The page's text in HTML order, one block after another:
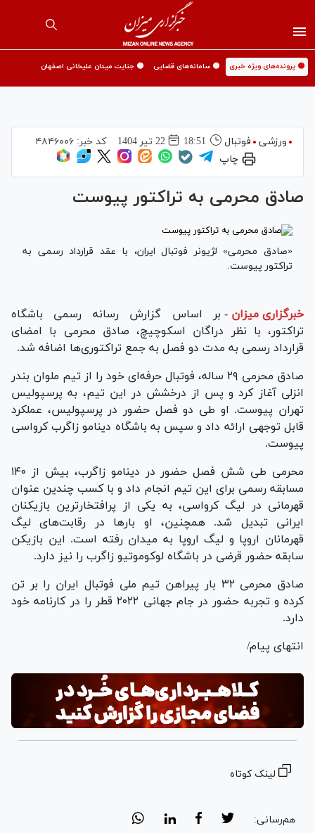
🟡 پرونده‌های ویژه خبری 🟡 سامانه‌های قضایی 🟡 جنایت میدان علیخانی اصفهان
ورزشی فوتبال 18:51 22 تير 1404 کد خبر:۴۸۴۶۰۰۶
چاپ
صادق محرمی به تراکتور پیوست
«صادق محرمی» لژیونر فوتبال ایران، با عقد قرارداد رسمی به
تراکتور پیوست.
خبرگزاری میزان - بر اساس گزارش رسانه رسمی باشگاه
تراکتور، با نظر دراگان اسکوچیچ، صادق محرمی با امضای
قرارداد رسمی به مدت دو فصل به جمع تراکتوری‌ها اضافه شد.
صادق محرمی ۲۹ ساله، فوتبال حرفه‌ای خود را از تیم ملوان بندر
انزلی آغاز کرد و پس از درخشش در این تیم، به پرسپولیس
تهران پیوست. او طی دو فصل حضور در پرسپولیس، عملکرد
قابل توجهی ارائه داد و سپس به باشگاه دینامو زاگرب کرواسی
پیوست.
محرمی طی شش فصل حضور در دینامو زاگرب، بیش از ۱۴۰
مسابقه رسمی برای این تیم انجام داد و با کسب چندین عنوان
قهرمانی در لیگ کرواسی، به یکی از پرافتخارترین بازیکنان
ایرانی تبدیل شد. همچنین، او بار‌ها در رقابت‌های لیگ
قهرمانان اروپا و لیگ اروپا به میدان رفته است. این بازیکن
سابقه حضور قرضی در باشگاه لوکوموتیو زاگرب را نیز دارد.
صادق محرمی ۳۲ بار پیراهن تیم ملی فوتبال ایران را بر تن
کرده و تجربه حضور در جام جهانی ۲۰۲۲ قطر را در کارنامه خود
دارد.
انتهای پیام/
لینک کوتاه
هم‌رسانی: